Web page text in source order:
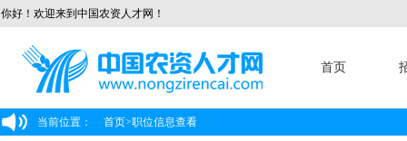
你好！欢迎来到中国农资人才网！
首页
当前位置： 首页>职位信息查看